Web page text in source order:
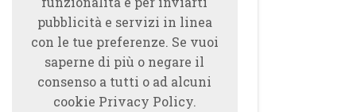
pubblicità e servizi in linea
con le tue preferenze. Se vuoi
saperne di più o negare il
consenso a tutti o ad alcuni
cookie Privacy Policy.